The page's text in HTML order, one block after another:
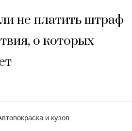
не платить штраф
о которых
и кузов